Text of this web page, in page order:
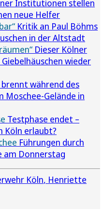
Institutionen stellen
neue Helfer
Kritik an Paul Böhms
in der Altstadt
Dieser Kölner
wieder
während des
Moschee-Gelände in
Testphase endet –
Köln erlaubt?
Führungen durch
am Donnerstag
Köln Henriette